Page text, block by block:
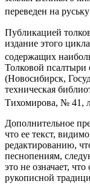
переведен на
Публикацией
издание этого
содержащих
Толковой
(Новосибирск,
техническая
Тихомирова, № 41,
Дополнительное
что ее текст,
редактированию,
песнопениям,
это не означает,
рукописной